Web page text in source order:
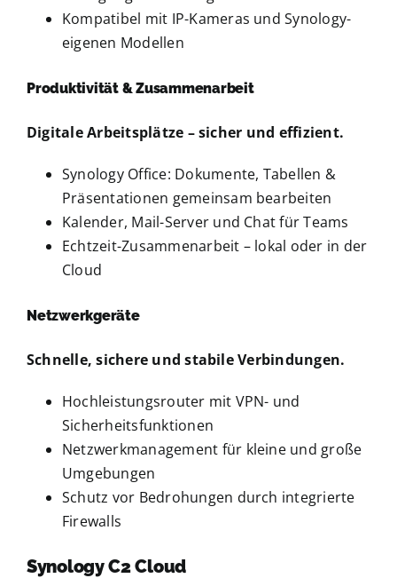
Kompatibel mit IP-Kameras und Synology-
eigenen Modellen
Produktivität & Zusammenarbeit
Digitale Arbeitsplätze – sicher und effizient.
Synology Office: Dokumente, Tabellen &
Präsentationen gemeinsam bearbeiten
Kalender, Mail-Server und Chat für Teams
Echtzeit-Zusammenarbeit – lokal oder in der
Cloud
Netzwerkgeräte
Schnelle, sichere und stabile Verbindungen.
Hochleistungsrouter mit VPN- und
Sicherheitsfunktionen
Netzwerkmanagement für kleine und große
Umgebungen
Schutz vor Bedrohungen durch integrierte
Firewalls
Synology C2 Cloud